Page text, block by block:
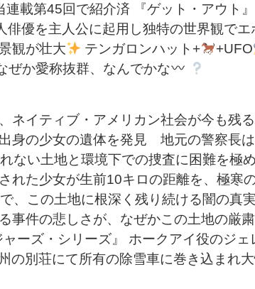
載第45回で紹介済 『ゲット・アウト
優を主人公に起用し独特の世界観でエ
観が壮大
テンガロンハット+ +UFO
ぜか愛称抜群、なんでかな
ネイティブ・アメリカン社会が今も残
身の少女の遺体を発見 地元の警察長
ない土地と環境下での捜査に困難を極
た少女が生前10キロの距離を、極寒
、この土地に根深く残り続ける闇の
事件の悲しさが、なぜかこの土地の厳
ーズ・シリーズ』 ホークアイ役のジェ
別荘にて所有の除雪車に巻き込まれ